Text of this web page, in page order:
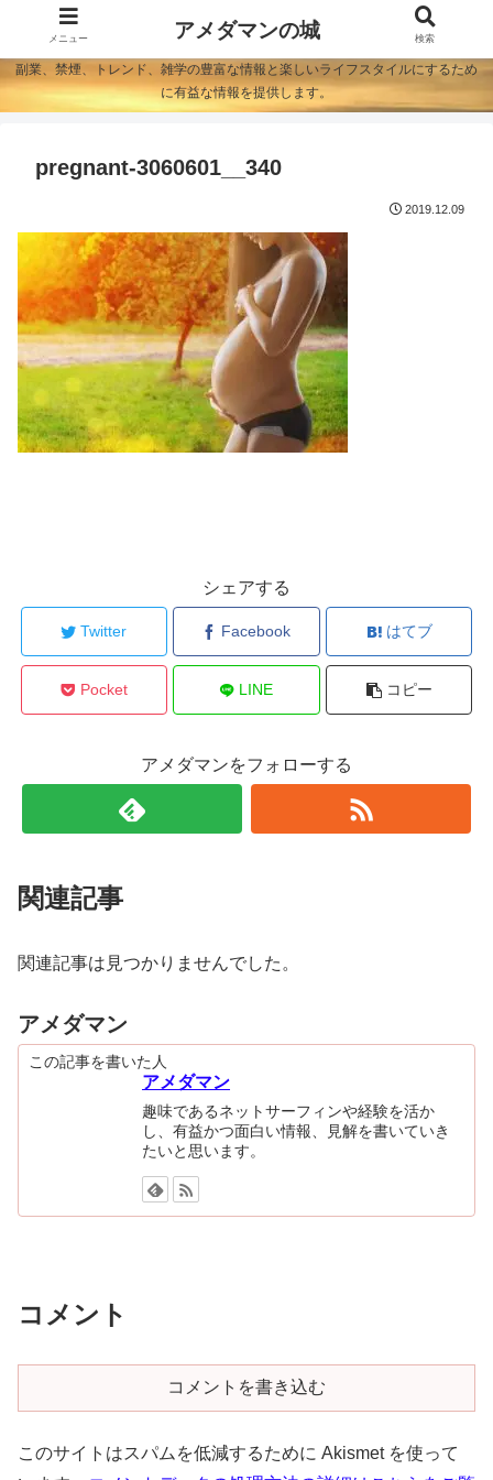
副業、禁煙、トレンド、雑学の豊富な情報と楽しいライフスタイルにするため
に有益な情報を提供します。
pregnant-3060601__340
2019.12.09
シェアする
Twitter Facebook はてブ
Pocket LINE コピー
アメダマンをフォローする
関連記事
関連記事は見つかりませんでした。
アメダマン
この記事を書いた人
アメダマン
趣味であるネットサーフィンや経験を活か
し、有益かつ面白い情報、見解を書いていき
たいと思います。
コメント
コメントを書き込む
このサイトはスパムを低減するために Akismet を使って
メニュー アメダマンの城 検索